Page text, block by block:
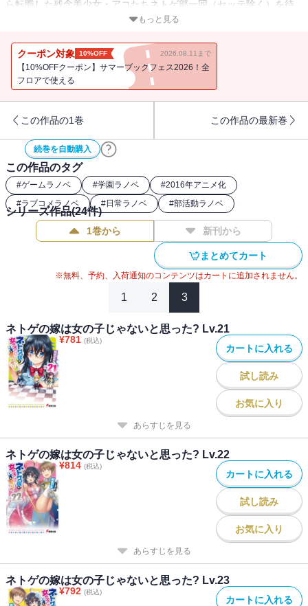
ら転職した残念美少女・アコたちネトゲ部一同（セッテ除く）を待
っていたのはまさかのバグとキャラクター凍結！ しかも運営さん
方にプレゼントをあげちゃいます！ ってなんですかその対応
は！ 「対応が斜め上だー！」「お詫びにレベルを上げさせてあげ
ます！やりましたね！」「やったっていうか、やらかしてるわよ
ち。慣れない新キャラに大混乱しつつも、誰もがキャラ凍結を食ら
っているせいでオープン直後のようなカオス空間になったＬＡ内
で、レベル１から始める大冒険のスタート！ ・・・・・・でも、
夫婦状態の凍結に合わせたアコと英騎のやりとりが、リアルのクラ
スにまでカオス状態を巻き起こし・・・・・・二人の愛がクラスの
危機まで救う、かも？ 残念で楽しい日常だいたい＝ネトゲライ
フ、混乱必至の第11弾！
もっと見る
クーポン対象 10%OFF 2026.08.11まで
【10%OFFクーポン】サマーブックフェス2026！全
フロアで使える
この作品の1巻 この作品の最新巻
続巻を自動購入
この作品のタグ
#ゲームラノベ #学園ラノベ #2016年アニメ化
#ラブコメラノベ #日常ラノベ #部活動ラノベ
シリーズ作品(24件)
1巻から 新刊から
まとめてカート
※無料、予約、入荷通知のコンテンツはカートに追加されません。
1 2 3
ネトゲの嫁は女の子じゃないと思った? Lv.21
¥781 (税込)
カートに入れる
試し読み
お気に入り
あらすじを見る
ネトゲの嫁は女の子じゃないと思った? Lv.22
¥814 (税込)
カートに入れる
試し読み
お気に入り
あらすじを見る
ネトゲの嫁は女の子じゃないと思った? Lv.23
¥792 (税込)
カートに入れる